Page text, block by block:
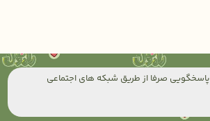
پاسخگویی صرفا از طریق شبکه های اجتماعی